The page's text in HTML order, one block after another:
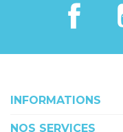
INFORMATIONS
NOS SERVICES